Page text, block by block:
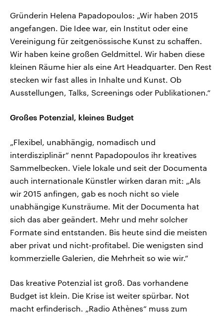
Gründerin Helena Papadopoulos: „Wir haben 2015
angefangen. Die Idee war, ein Institut oder eine
Vereinigung für zeitgenössische Kunst zu schaffen.
Wir haben keine großen Geldmittel. Wir haben diese
kleinen Räume hier als eine Art Headquarter. Den Rest
stecken wir fast alles in Inhalte und Kunst. Ob
Ausstellungen, Talks, Screenings oder Publikationen.“
Großes Potenzial, kleines Budget
„Flexibel, unabhängig, nomadisch und
interdisziplinär“ nennt Papadopoulos ihr kreatives
Sammelbecken. Viele lokale und seit der Documenta
auch internationale Künstler wirken daran mit: „Als
wir 2015 anfingen, gab es noch nicht so viele
unabhängige Kunsträume. Mit der Documenta hat
sich das aber geändert. Mehr und mehr solcher
Formate sind entstanden. Bis heute sind die meisten
aber privat und nicht-profitabel. Die wenigsten sind
kommerzielle Galerien, die Mehrheit so wie wir.“
Das kreative Potenzial ist groß. Das vorhandene
Budget ist klein. Die Krise ist weiter spürbar. Not
macht erfinderisch. „Radio Athènes“ muss zum